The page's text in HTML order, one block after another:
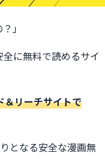
」
に無料で読めるサイ
リーチサイトで
となる安全な漫画無